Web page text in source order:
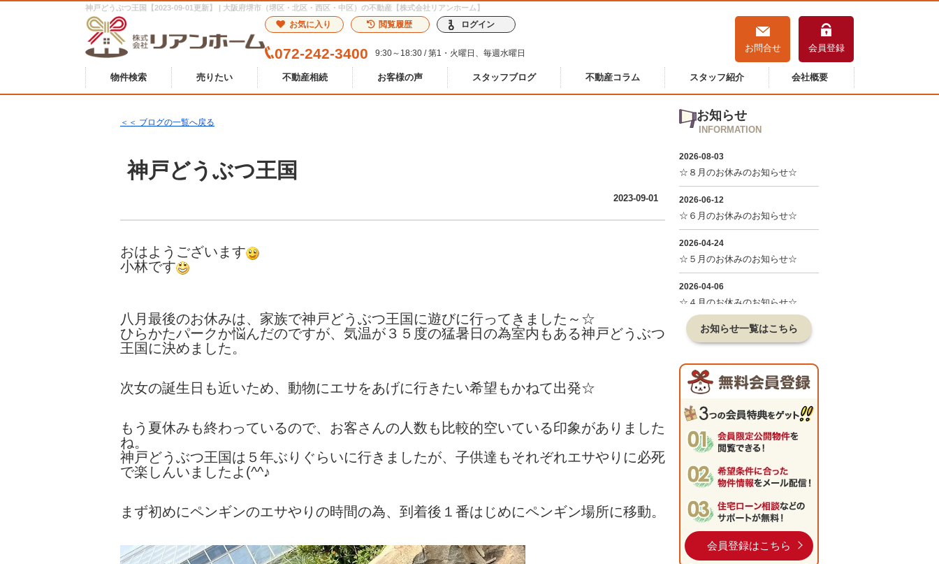
神戸どうぶつ王国【2023-09-01更新】 | 大阪府堺市（堺区・北区・西区・中区）の不動産【株式会社リアンホーム】
お気に入り 閲覧履歴 ログイン
072-242-3400 9:30～18:30 / 第1・火曜日、毎週水曜日 お問合せ 会員登録
物件検索 売りたい 不動産相続 お客様の声 スタッフブログ 不動産コラム スタッフ紹介 会社概要
＜＜ ブログの一覧へ戻る
神戸どうぶつ王国
2023-09-01
おはようございます
小林です
八月最後のお休みは、家族で神戸どうぶつ王国に遊びに行ってきました～☆
ひらかたパークか悩んだのですが、気温が３５度の猛暑日の為室内もある神戸どうぶつ
王国に決めました。
次女の誕生日も近いため、動物にエサをあげに行きたい希望もかねて出発☆
もう夏休みも終わっているので、お客さんの人数も比較的空いている印象がありました
ね。
神戸どうぶつ王国は５年ぶりぐらいに行きましたが、子供達もそれぞれエサやりに必死
で楽しんいましたよ(^^♪
まず初めにペンギンのエサやりの時間の為、到着後１番はじめにペンギン場所に移動。
お知らせ
INFORMATION
お知らせ一覧はこちら
会員登録はこちら